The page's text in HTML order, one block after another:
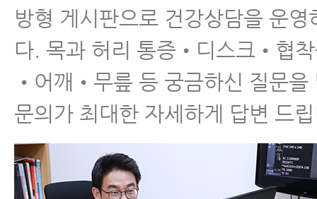
방형 게시판으로 건강상담을 운영
다. 목과 허리 통증•디스크•협
•어깨•무릎 등 궁금하신 질문을
문의가 최대한 자세하게 답변 드